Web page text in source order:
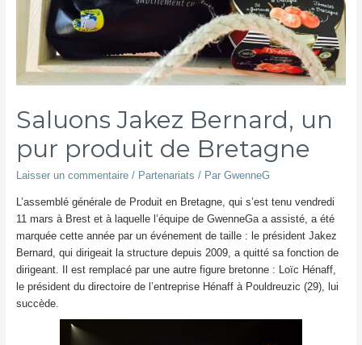
Saluons Jakez Bernard, un
pur produit de Bretagne
Laisser un commentaire / Partenariats / Par GwenneG
L’assemblé générale de Produit en Bretagne, qui s’est tenu vendredi
11 mars à Brest et à laquelle l’équipe de GwenneGa a assisté, a été
marquée cette année par un événement de taille : le président Jakez
Bernard, qui dirigeait la structure depuis 2009, a quitté sa fonction de
dirigeant. Il est remplacé par une autre figure bretonne : Loïc Hénaff,
le président du directoire de l’entreprise Hénaff à Pouldreuzic (29), lui
succède.